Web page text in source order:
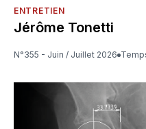
ENTRETIEN
Jérôme Tonetti
N°355 - Juin / Juillet 2026